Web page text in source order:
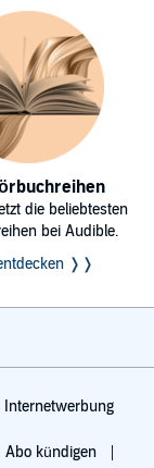
die beliebtesten
bei Audible.
❭❭
Internetwerbung
Abo kündigen